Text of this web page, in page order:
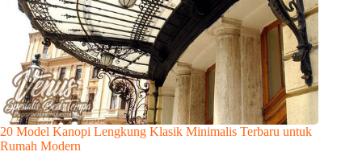
20 Model Kanopi Lengkung Klasik Minimalis Terbaru untuk
Rumah Modern